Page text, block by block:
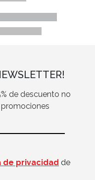
de descuento no
de privacidad de